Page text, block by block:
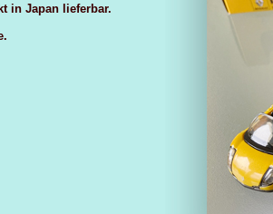
in Japan lieferbar.